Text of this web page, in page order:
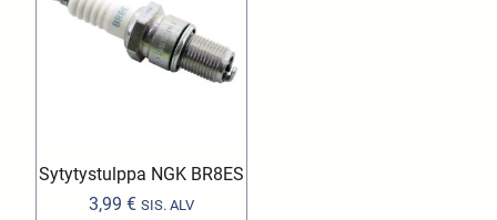
Sytytystulppa NGK BR8ES
3,99€ SIS. ALV